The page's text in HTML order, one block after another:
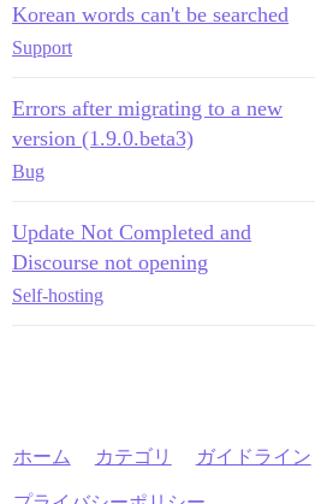
Korean words can't be searched
Support
Errors after migrating to a new
version (1.9.0.beta3)
Bug
Update Not Completed and
Discourse not opening
Self-hosting
ホーム カテゴリ ガイドライン